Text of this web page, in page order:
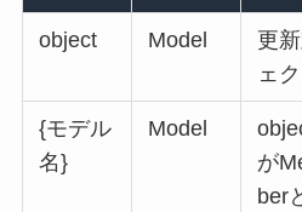
object Model
更
ェ
{モデル
名}
Model
が
ber